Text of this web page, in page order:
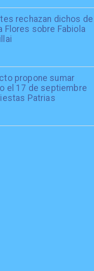
rechazan dichos de
Flores sobre Fabiola
propone sumar
el 17 de septiembre
Patrias